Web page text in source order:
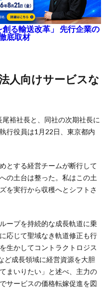
る輸送改革」 先行企業の
底取材
裕社長と、同社の次期社長に
行役員は1月22日、東京都内
とする経営チームが断行して
の土台は整った。私はこの土
を実行から収穫へとシフトさ
ープを持続的な成長軌道に乗
応じて聖域なき軌道修正も行
生かしてコントラクトロジス
ど成長領域に経営資源を大胆
まいりたい」と述べ、主力の
サービスの価格転嫁促進を図